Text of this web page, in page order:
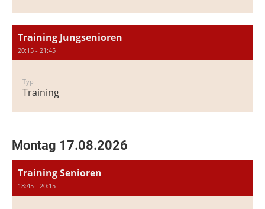
Training Jungsenioren
20:15 - 21:45
Typ
Training
Montag 17.08.2026
Training Senioren
18:45 - 20:15